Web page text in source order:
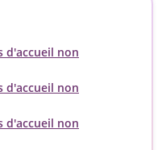
d'accueil non
d'accueil non
d'accueil non